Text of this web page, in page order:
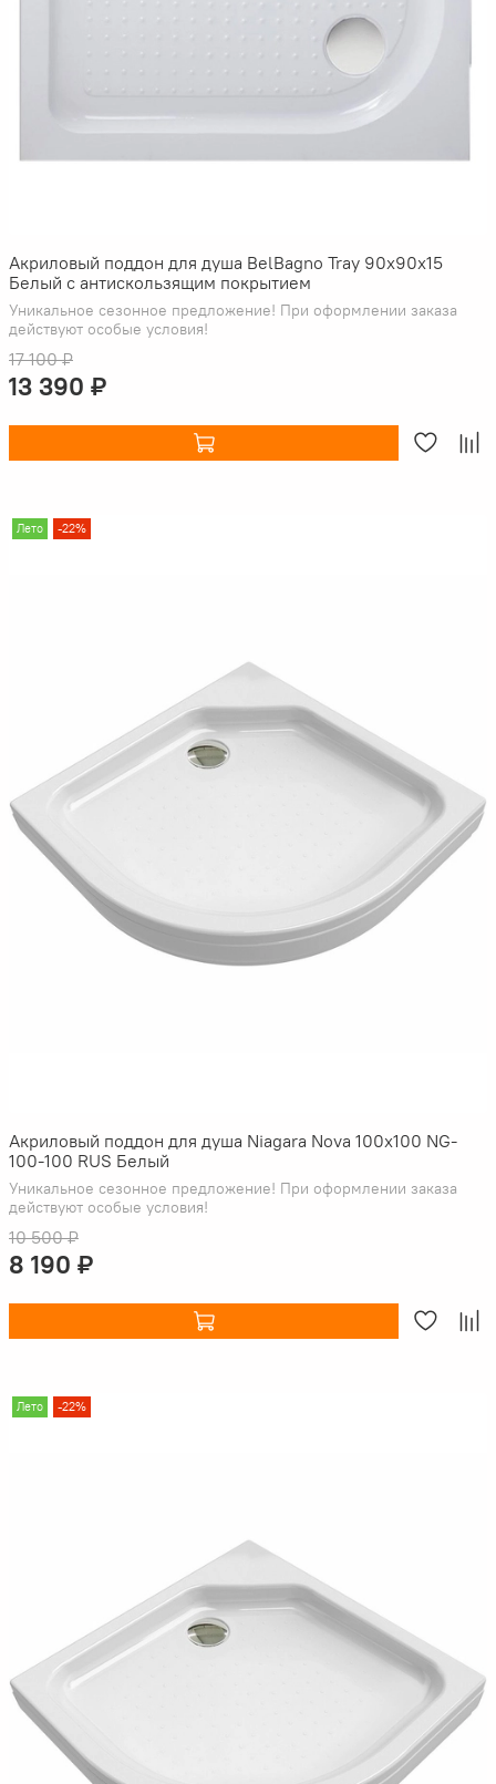
Акриловый поддон для душа BelBagno Tray 90x90x15
Белый с антискользящим покрытием
Уникальное сезонное предложение! При оформлении заказа
действуют особые условия!
17 100 ₽
13 390 ₽
Лето -22%
Акриловый поддон для душа Niagara Nova 100x100 NG-
100-100 RUS Белый
Уникальное сезонное предложение! При оформлении заказа
действуют особые условия!
10 500 ₽
8 190 ₽
Лето -22%